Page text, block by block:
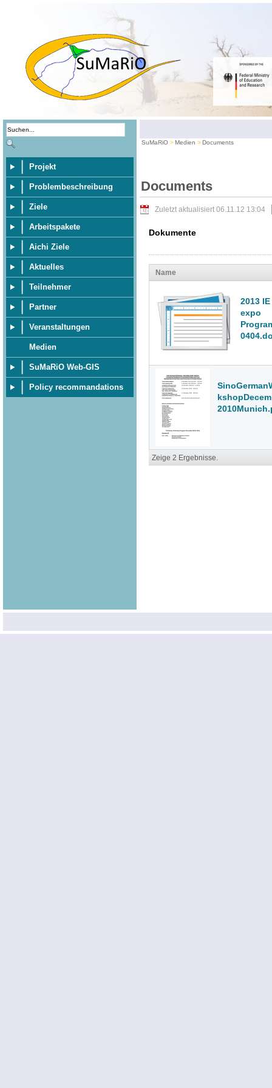
Projekt
Problembeschreibung
Ziele
Arbeitspakete
Aichi Ziele
Aktuelles
Teilnehmer
Partner
Veranstaltungen
Medien
SuMaRiO Web-GIS
Policy recommandations
SuMaRiO Medien Documents
Documents
Zuletzt aktualisiert 06.11.12 13:04
Dokumente
Name
2013 IE
expo
Zeige 2 Ergebnisse.